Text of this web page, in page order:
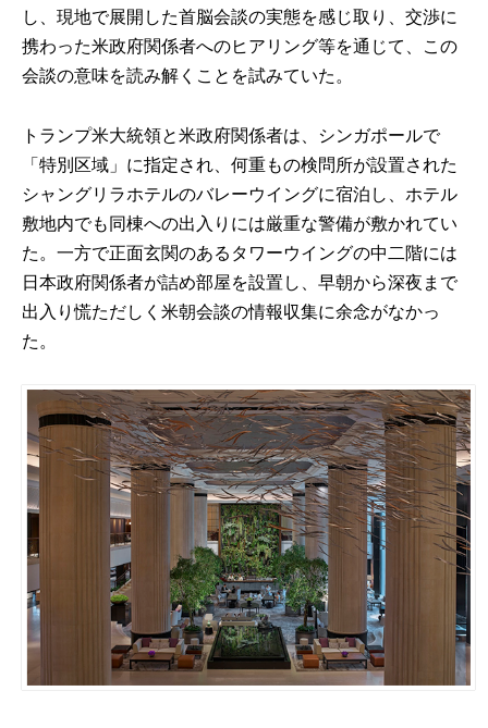
し、現地で展開した首脳会談の実態を感じ取り、交渉に
携わった米政府関係者へのヒアリング等を通じて、この
会談の意味を読み解くことを試みていた。
トランプ米大統領と米政府関係者は、シンガポールで
「特別区域」に指定され、何重もの検問所が設置された
シャングリラホテルのバレーウイングに宿泊し、ホテル
敷地内でも同棟への出入りには厳重な警備が敷かれてい
た。一方で正面玄関のあるタワーウイングの中二階には
日本政府関係者が詰め部屋を設置し、早朝から深夜まで
出入り慌ただしく米朝会談の情報収集に余念がなかっ
た。